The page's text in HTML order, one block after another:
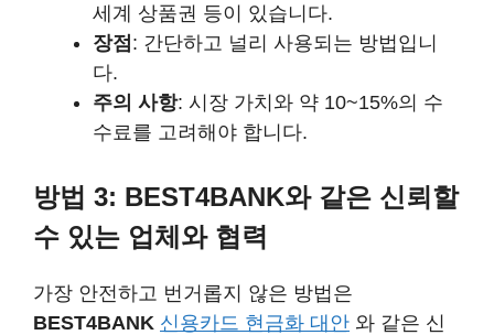
세계 상품권 등이 있습니다.
장점 : 간단하고 널리 사용되는 방법입니
다.
주의 사항: 시장 가치와 약 10~15%의 수
수료를 고려해야 합니다.
방법 3: BEST4BANK와 같은 신뢰할
수 있는 업체와 협력
가장 안전하고 번거롭지 않은 방법은
BEST4BANK 신용카드 현금화 대안 와 같은 신